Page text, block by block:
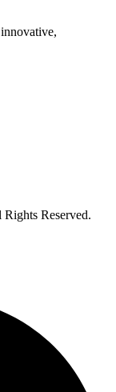
Rights Reserved.